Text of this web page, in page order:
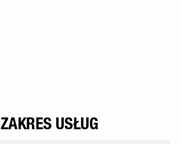
ZAKRES USŁUG